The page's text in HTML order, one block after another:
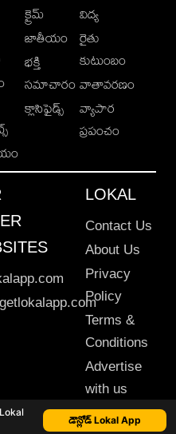
డౌన్లోడ్ Lokal App
క్రైమ్
జాతీయం
భక్తి
సమాచారం
క్లాసిఫైడ్స్
విద్య
రైతు
కుటుంబం
వాతావరణం
వ్యాపార
ప్రపంచం
LOKAL
Contact Us
About Us
Privacy
Policy
Terms &
Conditions
Advertise
with us
Sitemap
redistributed. © 2020 Lokal App. All rights reserved.